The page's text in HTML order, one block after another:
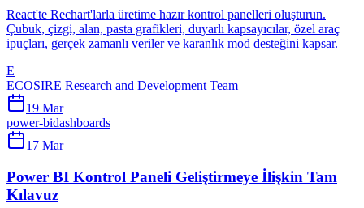
React'te Rechart'larla üretime hazır kontrol panelleri oluşturun.
Çubuk, çizgi, alan, pasta grafikleri, duyarlı kapsayıcılar, özel araç
ipuçları, gerçek zamanlı veriler ve karanlık mod desteğini kapsar.
E
ECOSIRE Research and Development Team
19 Mar
power-bidashboards
17 Mar
Power BI Kontrol Paneli Geliştirmeye İlişkin Tam
Kılavuz